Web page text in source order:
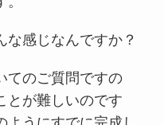
な感じなんですか？
てのご質問ですの
とが難しいのです